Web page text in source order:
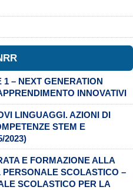
– NEXT GENERATION
INNOVATIVI
LINGUAGGI. AZIONI DI
STEM E
2023)
E FORMAZIONE ALLA
SCOLASTICO –
SCOLASTICO PER LA